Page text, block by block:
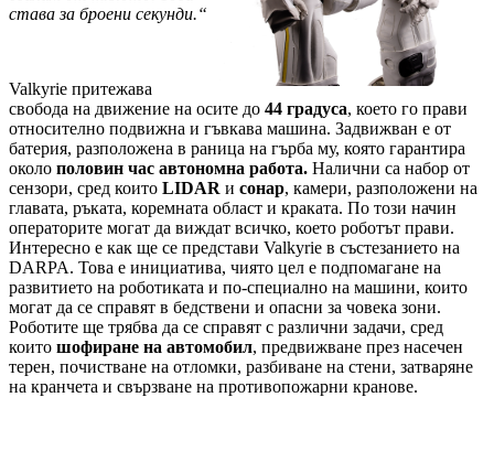
става за броени секунди.“
Valkyrie притежава
свобода на движение на осите до 44 градуса, което го прави
относително подвижна и гъвкава машина. Задвижван е от
батерия, разположена в раница на гърба му, която гарантира
около половин час автономна работа. Налични са набор от
сензори, сред които LIDAR и сонар, камери, разположени на
главата, ръката, коремната област и краката. По този начин
операторите могат да виждат всичко, което роботът прави.
Интересно е как ще се представи Valkyrie в състезанието на
DARPA. Това е инициатива, чиято цел е подпомагане на
развитието на роботиката и по-специално на машини, които
могат да се справят в бедствени и опасни за човека зони.
Роботите ще трябва да се справят с различни задачи, сред
които шофиране на автомобил, предвижване през насечен
терен, почистване на отломки, разбиване на стени, затваряне
на кранчета и свързване на противопожарни кранове.